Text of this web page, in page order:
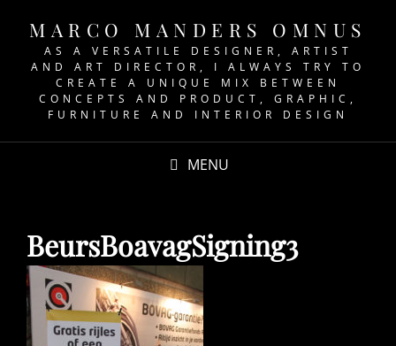
MARCO MANDERS OMNUS
AS A VERSATILE DESIGNER, ARTIST
AND ART DIRECTOR, I ALWAYS TRY TO
CREATE A UNIQUE MIX BETWEEN
CONCEPTS AND PRODUCT, GRAPHIC,
FURNITURE AND INTERIOR DESIGN
MENU
BeursBoavagSigning3